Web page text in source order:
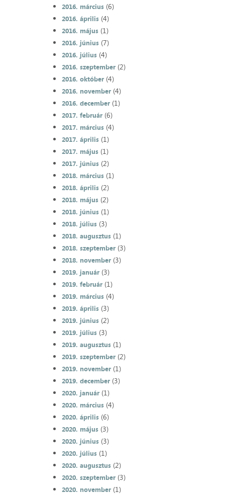
2016. március(6)
2016. április(4)
2016. május(1)
2016. június(7)
2016. július(4)
2016. szeptember(2)
2016. október(4)
2016. november(4)
2016. december(1)
2017. február(6)
2017. március(4)
2017. április(1)
2017. május(1)
2017. június(2)
2018. március(1)
2018. április(2)
2018. május(2)
2018. június(1)
2018. július(3)
2018. augusztus(1)
2018. szeptember(3)
2018. november(3)
2019. január(3)
2019. február(1)
2019. március(4)
2019. április(3)
2019. június(2)
2019. július(3)
2019. augusztus(1)
2019. szeptember(2)
2019. november(1)
2019. december(3)
2020. január(1)
2020. március(4)
2020. április(6)
2020. május(3)
2020. június(3)
2020. július(1)
2020. augusztus(2)
2020. szeptember(3)
2020. november(1)